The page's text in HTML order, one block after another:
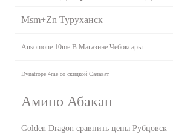
Msm+Zn Туруханск
Ansomone 10me В Магазине Чебоксары
Dynatrope 4me со скидкой Салават
Амино Абакан
Golden Dragon сравнить цены Рубцовск